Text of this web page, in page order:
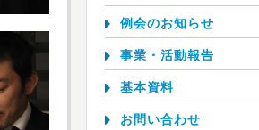
例会のお知らせ
事業・活動報告
基本資料
お問い合わせ